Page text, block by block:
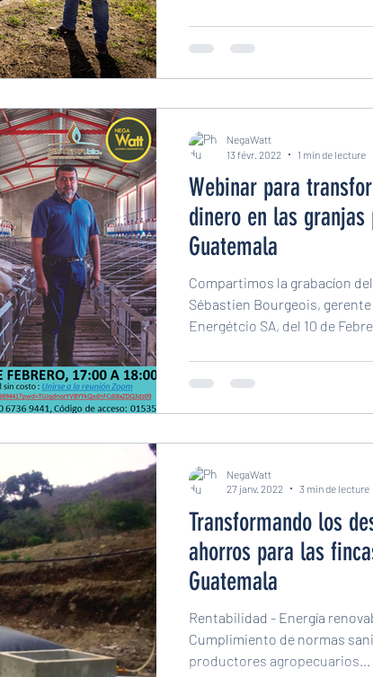
Webinar para
dinero en las granjas
Guatemala
Compartimos la grabacíon
Sébastien Bourgeois,
Energétcio SA, del 10 de
NegaWatt
13 févr. 2022
1 min de lecture
Transformando los
ahorros para las
Guatemala
Rentabilidad - Energía
Cumplimiento de normas
productores agropecuarios...
NegaWatt
27 janv. 2022
3 min de lecture